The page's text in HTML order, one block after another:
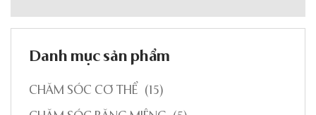
Danh mục sản phẩm
CHĂM SÓC CƠ THỂ (15)